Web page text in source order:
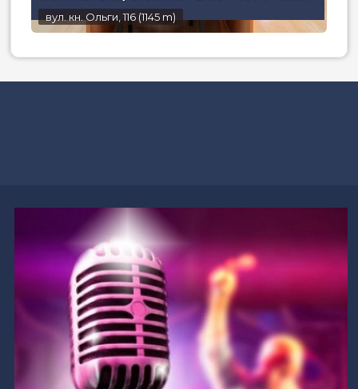
вул. кн. Ольги, 116 (1145 m)